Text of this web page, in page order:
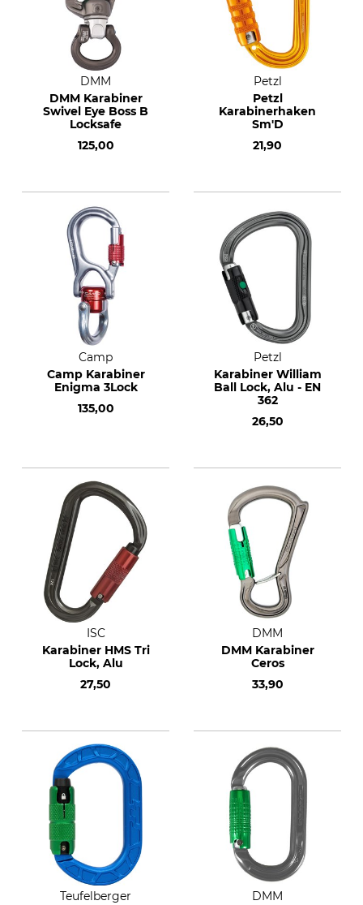
DMM
DMM Karabiner
Swivel Eye Boss B
Locksafe
125,00
Petzl
Petzl
Karabinerhaken
Sm'D
21,90
Camp
Camp Karabiner
Enigma 3Lock
135,00
Petzl
Karabiner William
Ball Lock, Alu - EN
362
26,50
ISC
Karabiner HMS Tri
Lock, Alu
27,50
DMM
DMM Karabiner
Ceros
33,90
Teufelberger
DMM